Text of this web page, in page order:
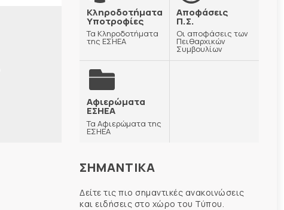
Κληροδοτήματα
Υποτροφίες
Τα Κληροδοτήματα
της ΕΣΗΕΑ
Αποφάσεις
Π.Σ.
Οι αποφάσεις των
Πειθαρχικών
Συμβουλίων
Αφιερώματα
ΕΣΗΕΑ
Τα Αφιερώματα της
ΕΣΗΕΑ
ΣΗΜΑΝΤΙΚΑ
Δείτε τις πιο σημαντικές ανακοινώσεις
και ειδήσεις στο χώρο του Τύπου.